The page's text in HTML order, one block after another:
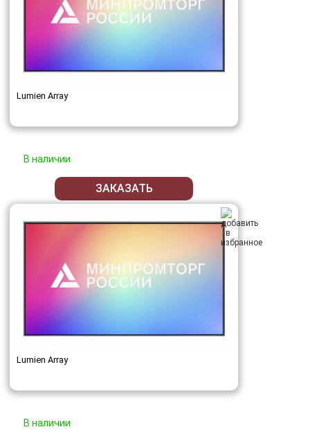
Lumien Array
В наличии
ЗАКАЗАТЬ
Lumien Array
В наличии